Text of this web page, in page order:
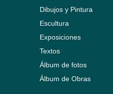
Dibujos y Pintura
Escultura
Exposiciones
Textos
Álbum de fotos
Álbum de Obras